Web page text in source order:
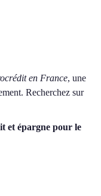
en France, une
Recherchez sur
et épargne pour le